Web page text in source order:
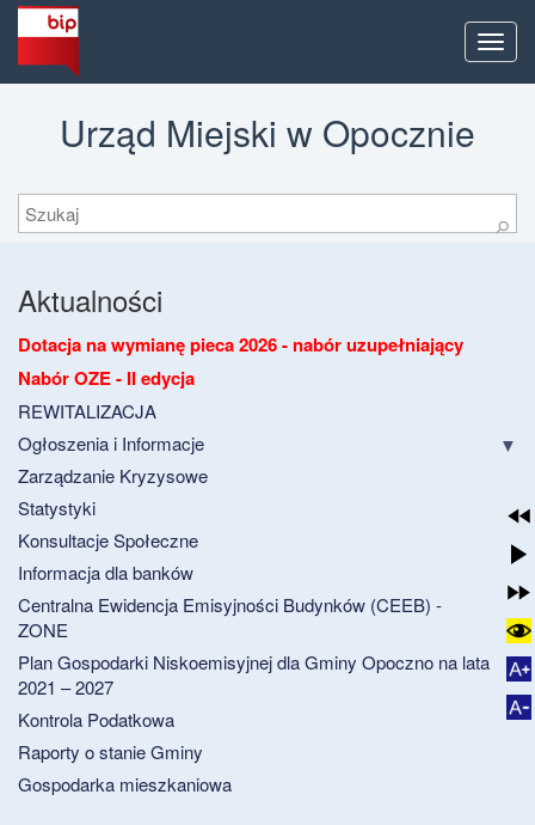
Menu
Urząd Miejski w Opocznie
Szukaj
⚲
Aktualności
Dotacja na wymianę pieca 2026 - nabór uzupełniający
Nabór OZE - II edycja
REWITALIZACJA
Ogłoszenia i Informacje
Zarządzanie Kryzysowe
Statystyki
Konsultacje Społeczne
Informacja dla banków
Centralna Ewidencja Emisyjności Budynków (CEEB) -
ZONE
Plan Gospodarki Niskoemisyjnej dla Gminy Opoczno na lata
2021 – 2027
Kontrola Podatkowa
Raporty o stanie Gminy
Gospodarka mieszkaniowa